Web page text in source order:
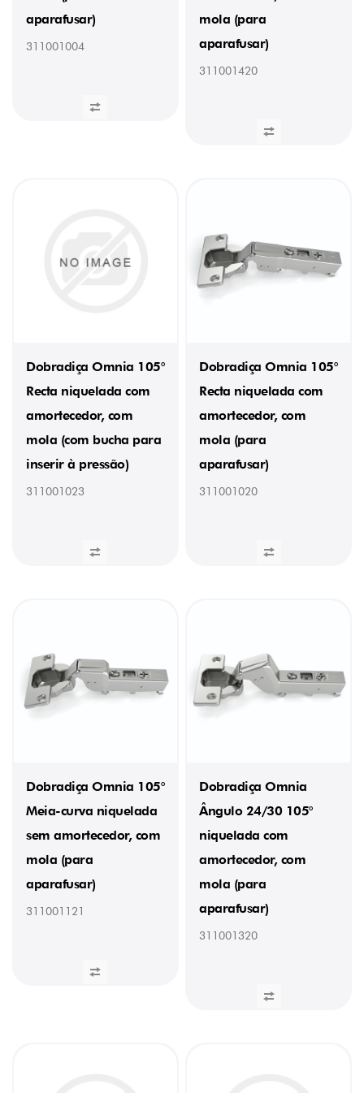
aparafusar)
311001004
mola (para
aparafusar)
311001420
Dobradiça Omnia 105°
Recta niquelada com
amortecedor, com
mola (com bucha para
inserir à pressão)
311001023
Dobradiça Omnia 105°
Recta niquelada com
amortecedor, com
mola (para
aparafusar)
311001020
Dobradiça Omnia 105°
Meia-curva niquelada
sem amortecedor, com
mola (para
aparafusar)
311001121
Dobradiça Omnia
Ângulo 24/30 105°
niquelada com
amortecedor, com
mola (para
aparafusar)
311001320
100